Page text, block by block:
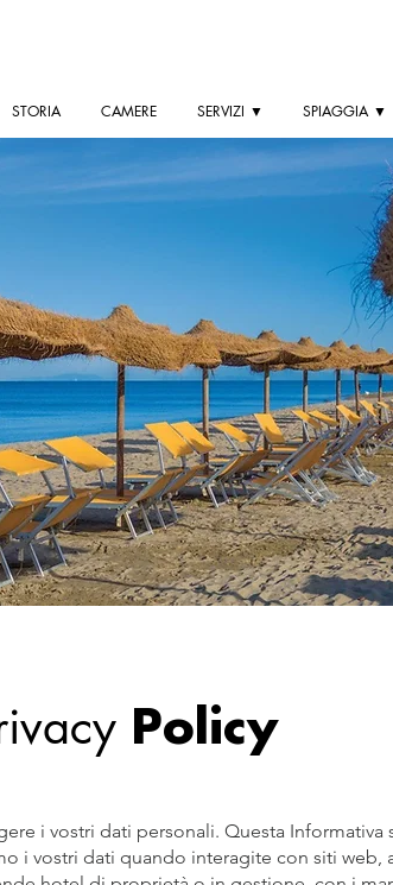
STORIA CAMERE SERVIZI ▼ SPIAGGIA ▼
Policy
i vostri dati personali. Questa Informativa
i vostri dati quando interagite con siti